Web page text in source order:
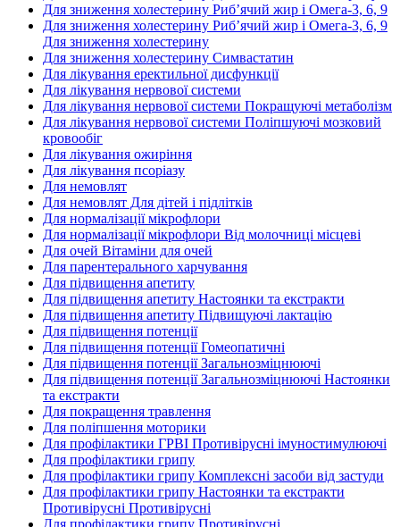
Для зниження холестерину Риб’ячий жир і Омега-3, 6, 9
Для зниження холестерину Риб’ячий жир і Омега-3, 6, 9
Для зниження холестерину
Для зниження холестерину Симвастатин
Для лікування еректильної дисфункції
Для лікування нервової системи
Для лікування нервової системи Покращуючі метаболізм
Для лікування нервової системи Поліпшуючі мозковий
кровообіг
Для лікування ожиріння
Для лікування псоріазу
Для немовлят
Для немовлят Для дітей і підлітків
Для нормалізації мікрофлори
Для нормалізації мікрофлори Від молочниці місцеві
Для очей Вітаміни для очей
Для парентерального харчування
Для підвищення апетиту
Для підвищення апетиту Настоянки та екстракти
Для підвищення апетиту Підвищуючі лактацію
Для підвищення потенції
Для підвищення потенції Гомеопатичні
Для підвищення потенції Загальнозміцнюючі
Для підвищення потенції Загальнозміцнюючі Настоянки
та екстракти
Для покращення травлення
Для поліпшення моторики
Для профілактики ГРВІ Противірусні імуностимулюючі
Для профілактики грипу
Для профілактики грипу Комплексні засоби від застуди
Для профілактики грипу Настоянки та екстракти
Противірусні Противірусні
Для профілактики грипу Противірусні